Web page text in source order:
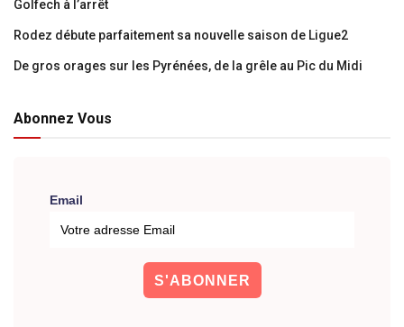
Golfech à l’arrêt
Rodez débute parfaitement sa nouvelle saison de Ligue2
De gros orages sur les Pyrénées, de la grêle au Pic du Midi
Abonnez Vous
Email